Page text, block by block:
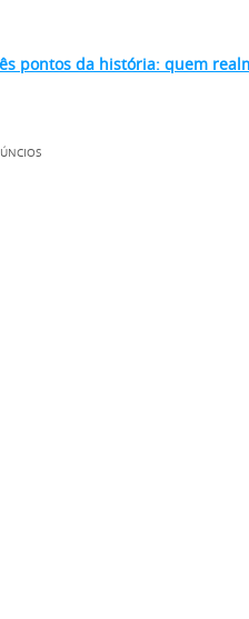
pontos da história: quem